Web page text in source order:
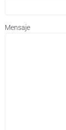
Mensaje